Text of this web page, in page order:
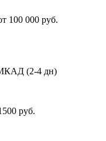
100 000 руб.
(2-4 дн)
руб.